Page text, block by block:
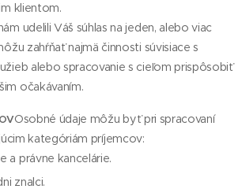
klientom.
udelili Váš súhlas na jeden, alebo viac
zahŕňať najmä činnosti súvisiace s
alebo spracovanie s cieľom prispôsobiť
očakávaním.
Osobné údaje môžu byť pri spracovaní
kategóriám príjemcov:
a právne kancelárie.
znalci.